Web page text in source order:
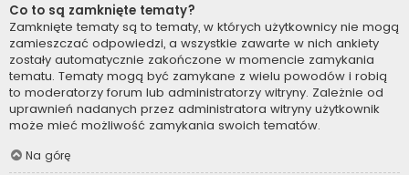
Co to są zamknięte tematy?
Zamknięte tematy są to tematy, w których użytkownicy nie mogą
zamieszczać odpowiedzi, a wszystkie zawarte w nich ankiety
zostały automatycznie zakończone w momencie zamykania
tematu. Tematy mogą być zamykane z wielu powodów i robią
to moderatorzy forum lub administratorzy witryny. Zależnie od
uprawnień nadanych przez administratora witryny użytkownik
może mieć możliwość zamykania swoich tematów.
Na górę